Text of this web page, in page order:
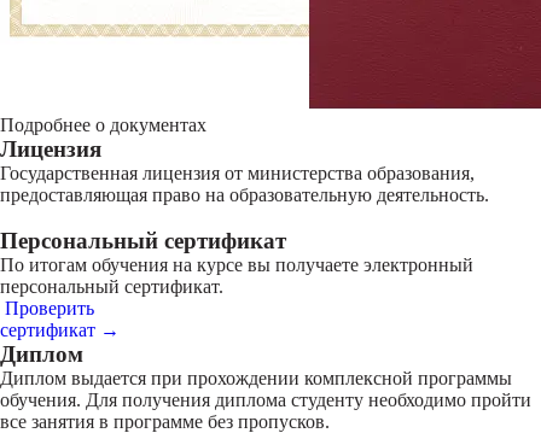
Подробнее о документах
Лицензия
Государственная лицензия от министерства образования,
предоставляющая право на образовательную деятельность.
Персональный сертификат
По итогам обучения на курсе вы получаете электронный
персональный сертификат.
Проверить
сертификат →
Диплом
Диплом выдается при прохождении комплексной программы
обучения. Для получения диплома студенту необходимо пройти
все занятия в программе без пропусков.